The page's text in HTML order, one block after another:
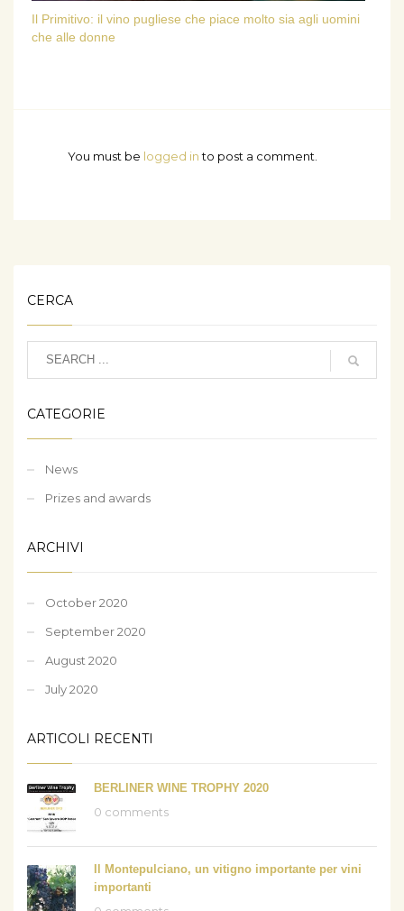
Il Primitivo: il vino pugliese che piace molto sia agli uomini
che alle donne
You must be logged into post a comment.
CERCA
CATEGORIE
News
Prizes and awards
ARCHIVI
October 2020
September 2020
August 2020
July 2020
ARTICOLI RECENTI
BERLINER WINE TROPHY 2020
0 comments
Il Montepulciano, un vitigno importante per vini
importanti